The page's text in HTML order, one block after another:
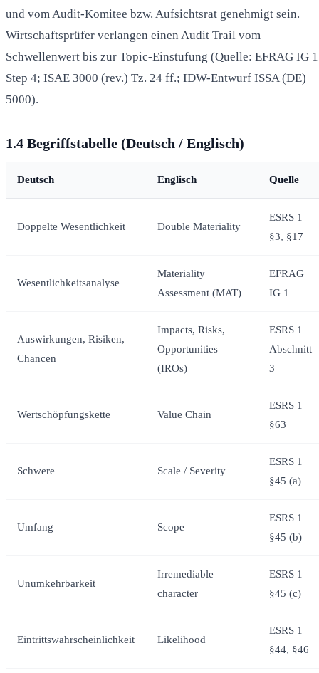
und vom Audit-Komitee bzw. Aufsichtsrat genehmigt sein.
Wirtschaftsprüfer verlangen einen Audit Trail vom
Schwellenwert bis zur Topic-Einstufung (Quelle: EFRAG IG 1
Step 4; ISAE 3000 (rev.) Tz. 24 ff.; IDW-Entwurf ISSA (DE)
5000).
1.4 Begriffstabelle (Deutsch / Englisch)
Deutsch Englisch Quelle
Doppelte Wesentlichkeit Double Materiality
ESRS 1
§3, §17
Wesentlichkeitsanalyse
Materiality
Assessment (MAT)
EFRAG
IG 1
Auswirkungen, Risiken,
Chancen
Impacts, Risks,
Opportunities
(IROs)
ESRS 1
Abschnitt
3
Wertschöpfungskette Value Chain
ESRS 1
§63
Schwere Scale / Severity
ESRS 1
§45 (a)
Umfang Scope
ESRS 1
§45 (b)
Unumkehrbarkeit
Irremediable
character
ESRS 1
§45 (c)
Eintrittswahrscheinlichkeit Likelihood
ESRS 1
§44, §46